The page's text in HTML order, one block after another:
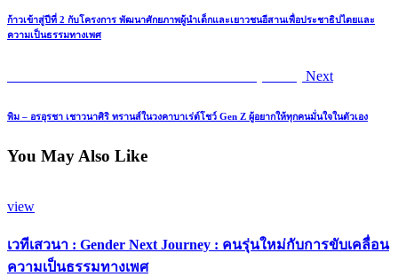
ก้าวเข้าสู่ปีที่ 2 กับโครงการ พัฒนาศักยภาพผู้นำเด็กและเยาวชนอีสานเพื่อประชาธิปไตยและ
ความเป็นธรรมทางเพศ
Next
post:
Next
พิม – อรอุรชา เชาวนาศิริ ทรานส์ในวงคาบาเร่ต์โชว์ Gen Z ผู้อยากให้ทุกคนมั่นใจในตัวเอง
You May Also Like
view
เวทีเสวนา : Gender Next Journey : คนรุ่นใหม่กับการขับเคลื่อน
ความเป็นธรรมทางเพศ